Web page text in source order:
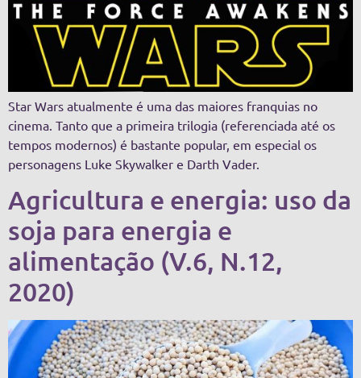
Star Wars atualmente é uma das maiores franquias no
cinema. Tanto que a primeira trilogia (referenciada até os
tempos modernos) é bastante popular, em especial os
personagens Luke Skywalker e Darth Vader.
Agricultura e energia: uso da
soja para energia e
alimentação (V.6, N.12,
2020)